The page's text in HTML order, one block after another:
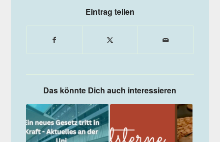
Eintrag teilen
Das könnte Dich auch interessieren